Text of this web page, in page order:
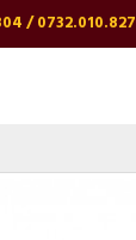
/ 0732.010.827